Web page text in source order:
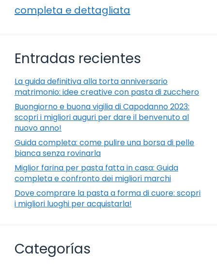
completa e dettagliata
Entradas recientes
La guida definitiva alla torta anniversario
matrimonio: idee creative con pasta di zucchero
Buongiorno e buona vigilia di Capodanno 2023:
scopri i migliori auguri per dare il benvenuto al
nuovo anno!
Guida completa: come pulire una borsa di pelle
bianca senza rovinarla
Miglior farina per pasta fatta in casa: Guida
completa e confronto dei migliori marchi
Dove comprare la pasta a forma di cuore: scopri
i migliori luoghi per acquistarla!
Categorías